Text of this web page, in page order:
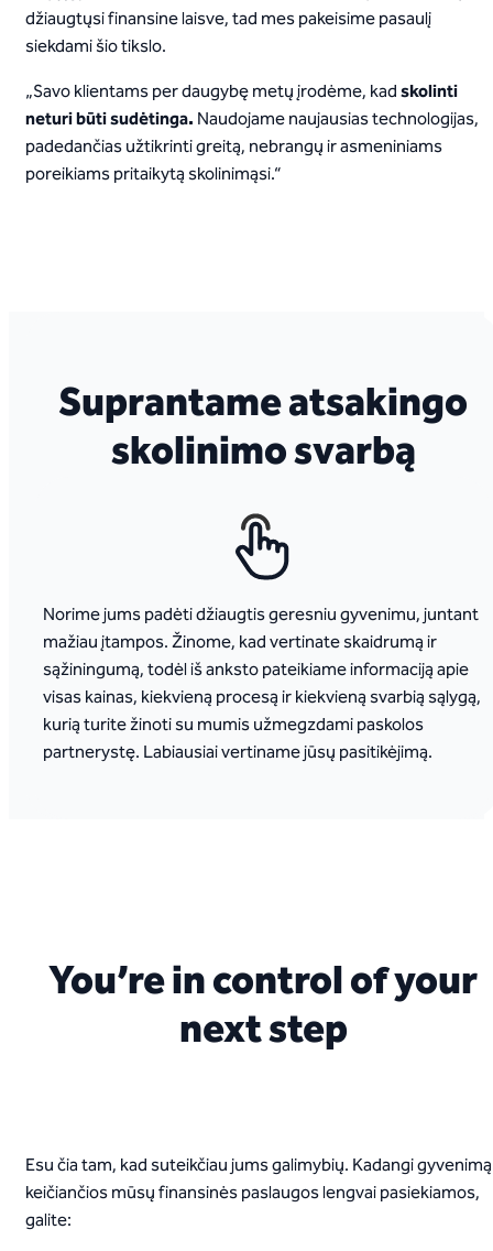
džiaugtųsi finansine laisve, tad mes pakeisime pasaulį
siekdami šio tikslo.
„Savo klientams per daugybę metų įrodėme, kadskolinti
neturi būti sudėtinga. Naudojame naujausias technologijas,
padedančias užtikrinti greitą, nebrangų ir asmeniniams
poreikiams pritaikytą skolinimąsi.“
Suprantame atsakingo
skolinimo svarbą
Norime jums padėti džiaugtis geresniu gyvenimu, juntant
mažiau įtampos. Žinome, kad vertinate skaidrumą ir
sąžiningumą, todėl iš anksto pateikiame informaciją apie
visas kainas, kiekvieną procesą ir kiekvieną svarbią sąlygą,
kurią turite žinoti su mumis užmegzdami paskolos
partnerystę. Labiausiai vertiname jūsų pasitikėjimą.
You’re in control of your
next step
Esu čia tam, kad suteikčiau jums galimybių. Kadangi gyvenimą
keičiančios mūsų finansinės paslaugos lengvai pasiekiamos,
galite: